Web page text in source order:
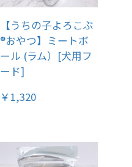
【うちの子よろこぶ
®おやつ】ミートボ
ール (ラム）[犬用フ
ード]
￥1,320